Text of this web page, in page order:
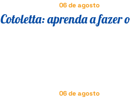
06 de agosto
Cotoletta: aprenda a fazer
06 de agosto